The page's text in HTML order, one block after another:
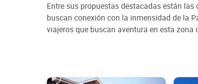
Entre sus propuestas destacadas están
buscan conexión con la inmensidad de la
viajeros que buscan aventura en esta zona